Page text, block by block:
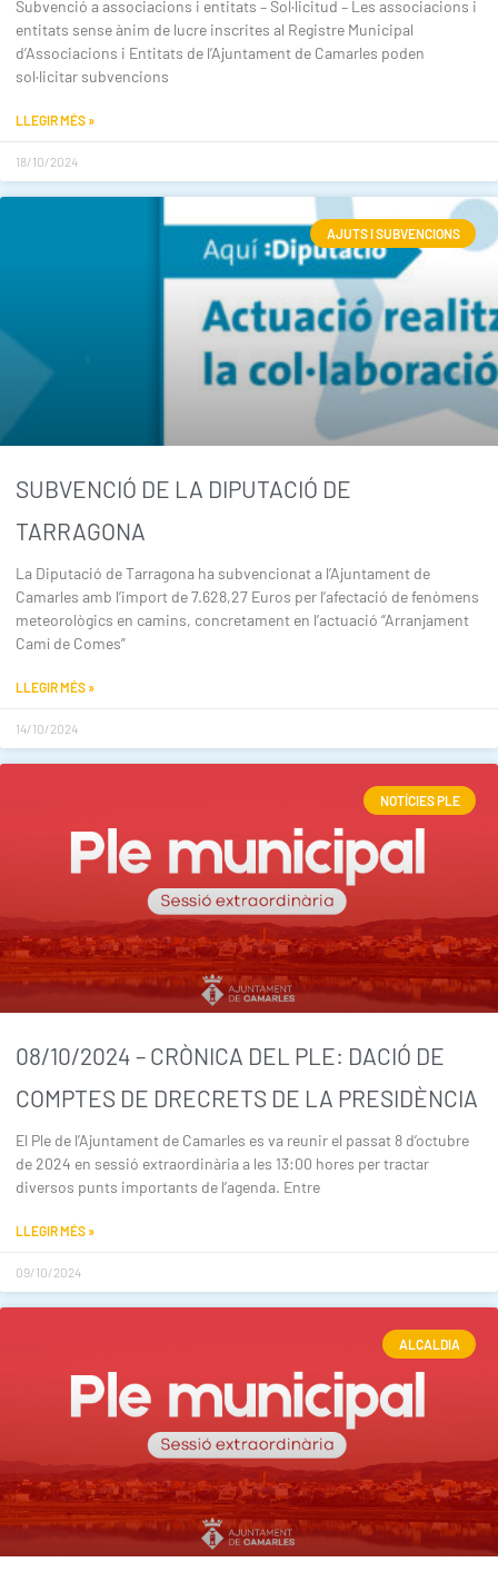
Subvenció a associacions i entitats – Sol·licitud – Les associacions i
entitats sense ànim de lucre inscrites al Registre Municipal
d’Associacions i Entitats de l’Ajuntament de Camarles poden
sol·licitar subvencions
LLEGIR MÉS »
18/10/2024
AJUTS I SUBVENCIONS
SUBVENCIÓ DE LA DIPUTACIÓ DE
TARRAGONA
La Diputació de Tarragona ha subvencionat a l’Ajuntament de
Camarles amb l’import de 7.628,27 Euros per l’afectació de fenòmens
meteorològics en camins, concretament en l’actuació “Arranjament
Camí de Comes”
LLEGIR MÉS »
14/10/2024
NOTÍCIES PLE
08/10/2024 – CRÒNICA DEL PLE: DACIÓ DE
COMPTES DE DRECRETS DE LA PRESIDÈNCIA
El Ple de l’Ajuntament de Camarles es va reunir el passat 8 d’octubre
de 2024 en sessió extraordinària a les 13:00 hores per tractar
diversos punts importants de l’agenda. Entre
LLEGIR MÉS »
09/10/2024
ALCALDIA